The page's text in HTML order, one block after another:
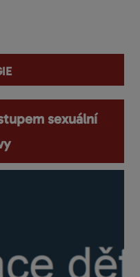
sexuální